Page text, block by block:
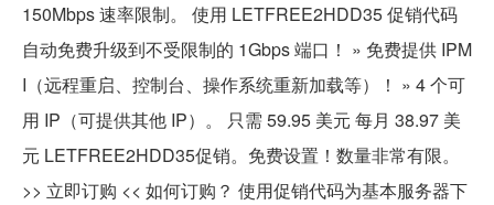
150Mbps 速率限制。 使用 LETFREE2HDD35 促销代码
自动免费升级到不受限制的 1Gbps 端口！ » 免费提供 IPM
I（远程重启、控制台、操作系统重新加载等）！ » 4 个可
用 IP（可提供其他 IP）。 只需 59.95 美元 每月 38.97 美
元 LETFREE2HDD35促销。免费设置！数量非常有限。
>> 立即订购 << 如何订购？ 使用促销代码为基本服务器下